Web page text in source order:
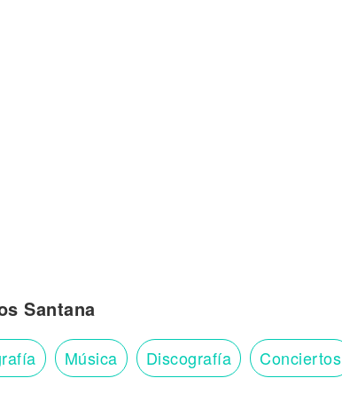
Santana
Música Discografía Conciertos